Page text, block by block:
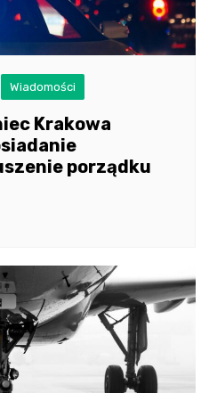
Wiadomości
Krakowa
porządku